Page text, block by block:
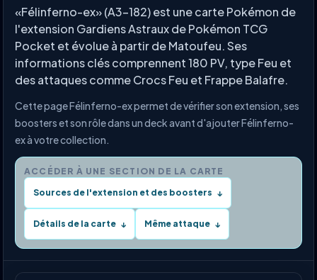
«Félinferno-ex» (A3-182) est une carte Pokémon de
l'extension Gardiens Astraux de Pokémon TCG
Pocket et évolue à partir de Matoufeu. Ses
informations clés comprennent 180 PV, type Feu et
des attaques comme Crocs Feu et Frappe Balafre.
Cette page Félinferno-ex permet de vérifier son extension, ses
boosters et son rôle dans un deck avant d'ajouter Félinferno-
ex à votre collection.
ACCÉDER À UNE SECTION DE LA CARTE
Sources de l'extension et des boosters ↓
Détails de la carte ↓ Même attaque ↓